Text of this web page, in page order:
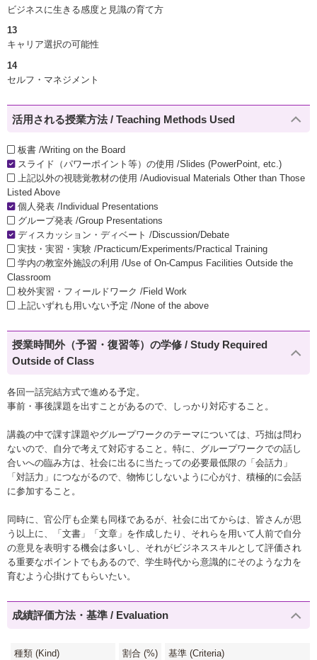
ビジネスに生きる感度と見識の育て方
13
キャリア選択の可能性
14
セルフ・マネジメント
活用される授業方法 / Teaching Methods Used
板書 /Writing on the Board
スライド（パワーポイント等）の使用 /Slides (PowerPoint, etc.)
上記以外の視聴覚教材の使用 /Audiovisual Materials Other than Those
Listed Above
個人発表 /Individual Presentations
グループ発表 /Group Presentations
ディスカッション・ディベート /Discussion/Debate
実技・実習・実験 /Practicum/Experiments/Practical Training
学内の教室外施設の利用 /Use of On-Campus Facilities Outside the
Classroom
校外実習・フィールドワーク /Field Work
上記いずれも用いない予定 /None of the above
授業時間外（予習・復習等）の学修 / Study Required
Outside of Class
各回一話完結方式で進める予定。
事前・事後課題を出すことがあるので、しっかり対応すること。
講義の中で課す課題やグループワークのテーマについては、巧拙は問わ
ないので、自分で考えて対応すること。特に、グループワークでの話し
合いへの臨み方は、社会に出るに当たっての必要最低限の「会話力」
「対話力」につながるので、物怖じしないように心がけ、積極的に会話
に参加すること。
同時に、官公庁も企業も同様であるが、社会に出てからは、皆さんが思
う以上に、「文書」「文章」を作成したり、それらを用いて人前で自分
の意見を表明する機会は多いし、それがビジネススキルとして評価され
る重要なポイントでもあるので、学生時代から意識的にそのような力を
育むよう心掛けてもらいたい。
成績評価方法・基準 / Evaluation
種類 (Kind) 割合 (%) 基準 (Criteria)